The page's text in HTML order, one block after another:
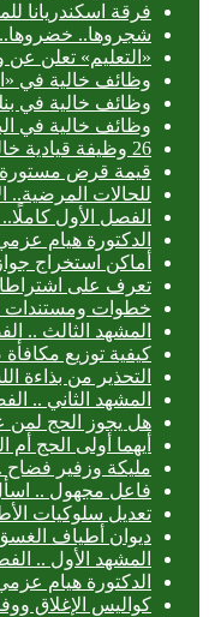
فرقة اسكندريانا
شجروها.. خضروها..
«التعليم» تعلن
وظائف خالية في
وظائف خالية في
وظائف خالية في
26 وظيفة قيادية خالية في وزارة التضامن الاجتماعي.. اعرف طريقة التقديم
قيمة قرض مستورة
للحالات المرضية..
الفصل الأول
الدكتورة هيام
أماكن استخراج جواز السفر 2022 في
تعرف على اشتراطات
خطوات ومستندات استخراج
المشهد الثالث ..
كيفية توزيع
التحذير من بذاءة
المشهد الثاني ..
هل يجوز الحج لمن
أيهما أولى الحج
مليكة وزفير
فاعل مجهول ..
تعديل سلوكيات
ديوان أطياف
المشهد الأول ..
الدكتورة هيام
كواليس الإغلاق